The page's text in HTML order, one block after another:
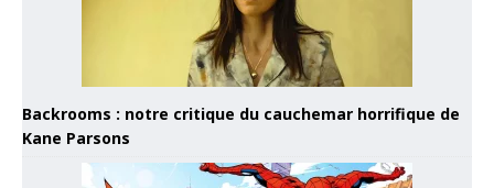
Backrooms : notre critique du cauchemar horrifique de
Kane Parsons